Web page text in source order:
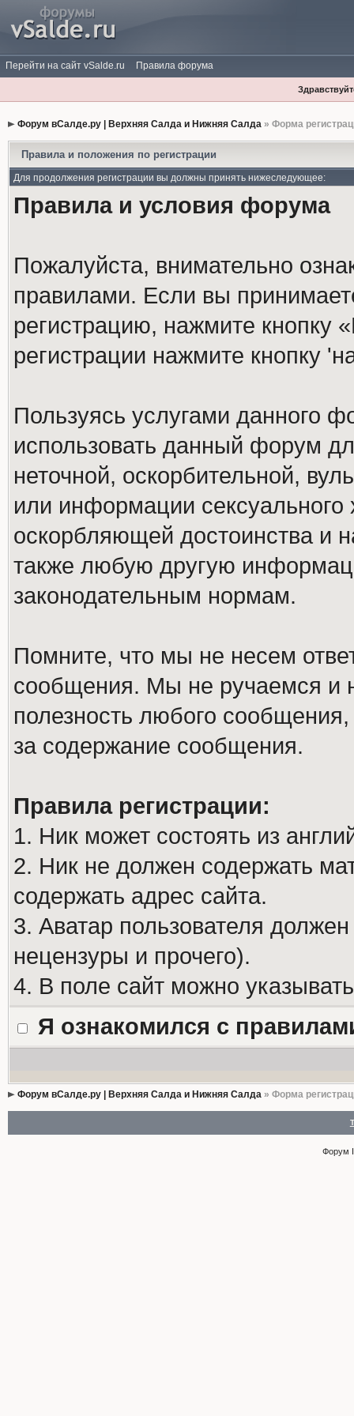
Перейти на сайт vSalde.ru Правила форума
Форум вСалде.ру | Верхняя Салда и Нижняя Салда» Форма
Правила и положения по регистрации
Для продолжения регистрации вы должны принять нижеследующее:
Правила и условия форума
Пожалуйста, внимательно
правилами. Если вы
регистрацию, нажмите кнопку
регистрации нажмите кнопку
Пользуясь услугами данного
использовать данный форум
неточной, оскорбительной,
или информации
оскорбляющей достоинства и
также любую другую
законодательным нормам.
Помните, что мы не несем
сообщения. Мы не ручаемся и
полезность любого
за содержание сообщения.
Правила регистрации:
1. Ник может состоять из
2. Ник не должен содержать
содержать адрес сайта.
3. Аватар пользователя
нецензуры и прочего).
4. В поле сайт можно
Я ознакомился с
Форум вСалде.ру | Верхняя Салда и Нижняя Салда» Форма
Форум